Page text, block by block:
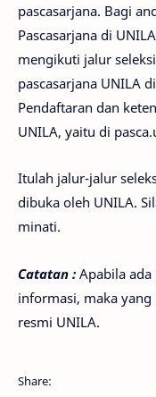
pascasarjana. Bagi
Pascasarjana di
mengikuti jalur
pascasarjana UNILA
Pendaftaran dan
UNILA, yaitu di
Itulah jalur-jalur
dibuka oleh UNILA.
minati.
Catatan : Apabila
informasi, maka
resmi UNILA.